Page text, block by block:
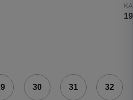
30 31 32